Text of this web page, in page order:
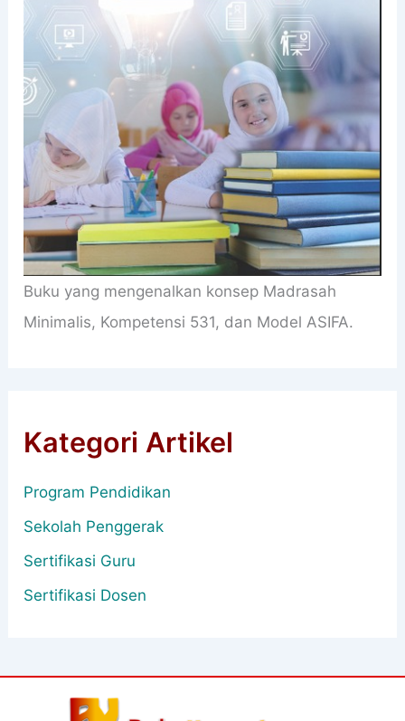
Buku yang mengenalkan konsep Madrasah
Minimalis, Kompetensi 531, dan Model ASIFA.
Kategori Artikel
Program Pendidikan
Sekolah Penggerak
Sertifikasi Guru
Sertifikasi Dosen